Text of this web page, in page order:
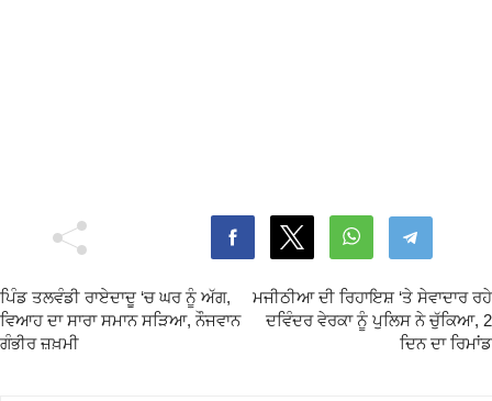
ਪਿੰਡ ਤਲਵੰਡੀ ਰਾਏਦਾਦੂ ‘ਚ ਘਰ ਨੂੰ ਅੱਗ,
ਵਿਆਹ ਦਾ ਸਾਰਾ ਸਮਾਨ ਸੜਿਆ, ਨੌਜਵਾਨ
ਗੰਭੀਰ ਜ਼ਖ਼ਮੀ
ਮਜੀਠੀਆ ਦੀ ਰਿਹਾਇਸ਼ ‘ਤੇ ਸੇਵਾਦਾਰ ਰਹੇ
ਦਵਿੰਦਰ ਵੇਰਕਾ ਨੂੰ ਪੁਲਿਸ ਨੇ ਚੁੱਕਿਆ, 2
ਦਿਨ ਦਾ ਰਿਮਾਂਡ